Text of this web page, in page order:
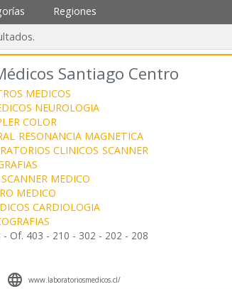
Regiones
Santiago Centro
MEDICOS
NEUROLOGIA
COLOR
RESONANCIA MAGNETICA
CLINICOS SCANNER
SCANNER MEDICO
MEDICO
CARDIOLOGIA
- Of. 403 - 210 - 302 - 202 - 208
 www.laboratoriosmedicos.cl/